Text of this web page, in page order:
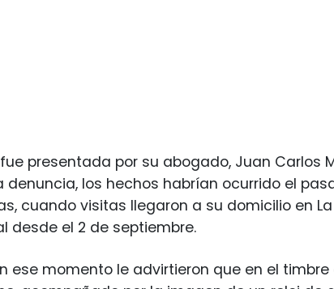
presentada por su abogado, Juan Carlos
denuncia, los hechos habrían ocurrido el
cuando visitas llegaron a su domicilio en
desde el 2 de septiembre.
ese momento le advirtieron que en el